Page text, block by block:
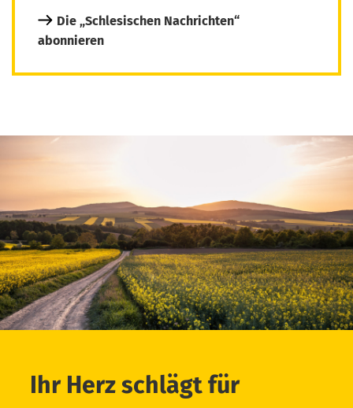
Die „Schlesischen Nachrichten“
abonnieren
Ihr Herz schlägt für